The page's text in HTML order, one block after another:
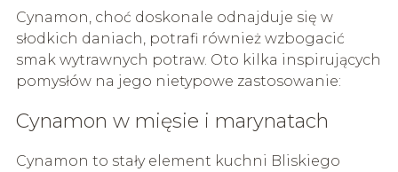
Cynamon, choć doskonale odnajduje się w
słodkich daniach, potrafi również wzbogacić
smak wytrawnych potraw. Oto kilka inspirujących
pomysłów na jego nietypowe zastosowanie:
Cynamon w mięsie i marynatach
Cynamon to stały element kuchni Bliskiego